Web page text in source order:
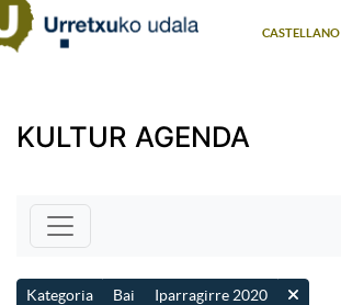
CASTELLANO
KULTUR AGENDA
Kategoria Bai Iparragirre 2020